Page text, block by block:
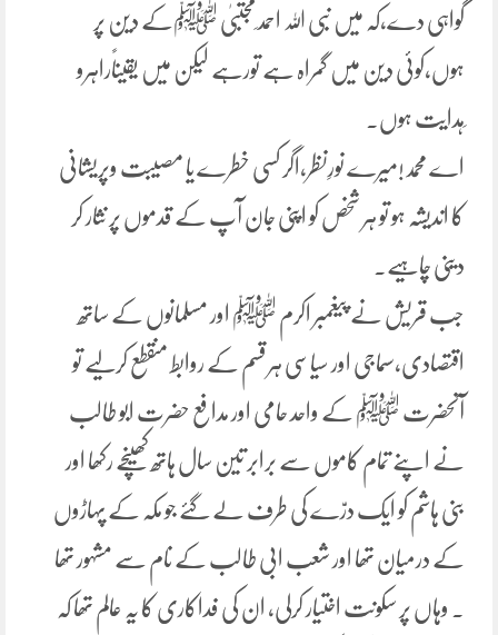
گواہی دے،کہ میں نبی اللہ احمد ِمجتبیٰ ﷺکے دین پر
ہوں،کوئی دین میں گمراہ ہے تورہے لیکن میں یقیناًراہرو
ِہدایت ہوں۔
اے محمد!میرے نورِنظر،اگر کسی خطرے یا مصیبت وپریشانی
کا اندیشہ ہو تو ہر شخص کو اپنی جان آپ کے قدموں پر نثار کر
دینی چاہیے۔
جب قریش نے پیغمبر اکرم ﷺ اور مسلمانوں کے ساتھ
اقتصادی،سماجی اور سیاسی ہر قسم کے روابط منقطع کرلیے تو
آنحضرت ﷺ کے واحد حامی اور مدافع حضرت ابو طالب
نے اپنے تمام کاموں سے برابر تین سال ہاتھ کھینچے رکھا اور
بنی ہاشم کو ایک درّے کی طرف لے گئے جو مکہ کے پہاڑوں
کے درمیان تھا اور شعب ابی طالب کے نام سے مشہور تھا
۔ وہاں پر سکونت اختیار کرلی، ان کی فداکاری کا یہ عالم تھا کہ